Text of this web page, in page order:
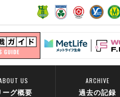
US
ーグ概要
ARCHIVE
過去の記録